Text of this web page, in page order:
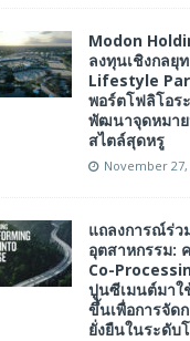
Modon
ลงทุนเชิงกล
Lifestyle
พอร์ตโฟลิโอร
พัฒนาจุดหมา
สไตล์สุดหรู
November 27,
แถลงการณ์ร่ว
อุตสาหกรรม:
Co-
ปูนซีเมนต์มาใ
ขึ้นเพื่อการจัด
ยั่งยืนในระดับ